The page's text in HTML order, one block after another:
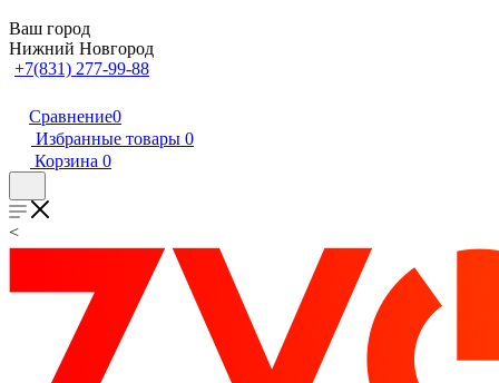
Ваш город
Нижний Новгород
+7(831) 277-99-88
Сравнение0
Избранные товары 0
Корзина 0
<